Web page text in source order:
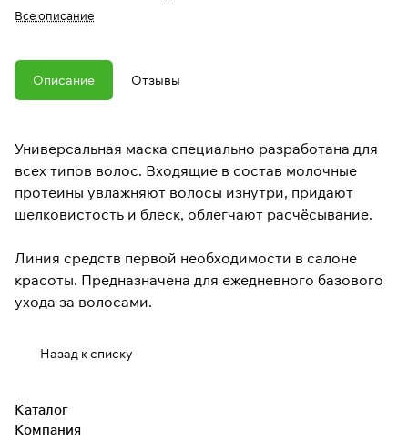
Все описание
Описание Отзывы
Универсальная маска специально разработана для
всех типов волос. Входящие в состав молочные
протеины увлажняют волосы изнутри, придают
шелковистость и блеск, облегчают расчёсывание.
Линия средств первой необходимости в салоне
красоты. Предназначена для ежедневного базового
ухода за волосами.
Назад к списку
Каталог
Компания